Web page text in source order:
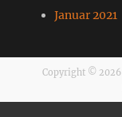
Januar 2021
Copyright © 2026